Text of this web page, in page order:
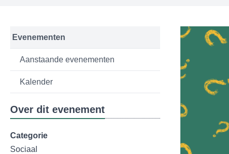
Evenementen
Aanstaande evenementen
Kalender
Over dit evenement
Categorie
Sociaal